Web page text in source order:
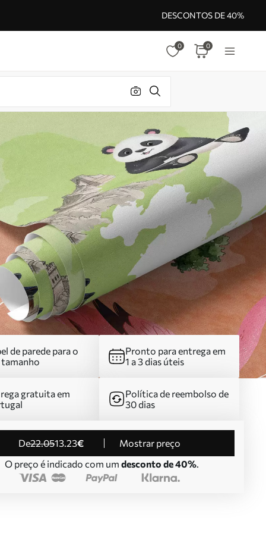
DESCONTOS DE 40%
0 0
de parede para o
tamanho
Pronto para entrega em
1 a 3 dias úteis
gratuita em
Política de reembolso de
30 dias
de22.0513.23€
Mostrar preço
O preço é indicado com um desconto de 40%.